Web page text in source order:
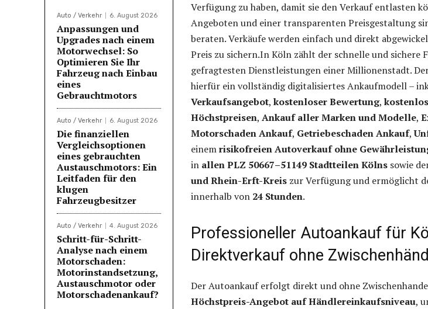
Auto / Verkehr 6. August 2026
Anpassungen und
Upgrades nach einem
Motorwechsel: So
Optimieren Sie Ihr
Fahrzeug nach Einbau
eines
Gebrauchtmotors
Auto / Verkehr 6. August 2026
Die finanziellen
Vergleichsoptionen
eines gebrauchten
Austauschmotors: Ein
Leitfaden für den
klugen
Fahrzeugbesitzer
Auto / Verkehr 4. August 2026
Schritt-für-Schritt-
Analyse nach einem
Motorschaden:
Motorinstandsetzung,
Austauschmotor oder
Motorschadenankauf?
Verfügung zu haben, damit sie den Verkauf entlasten
Angeboten und einer transparenten Preisgestaltung
beraten. Verkäufe werden einfach und direkt
Preis zu sichern.In Köln zählt der schnelle und sichere
gefragtesten Dienstleistungen einer Millionenstadt.
hierfür ein vollständig digitalisiertes Ankaufmodell –
Verkaufsangebot, kostenloser Bewertung,
Höchstpreisen, Ankauf aller Marken und Modelle,
Motorschaden Ankauf, Getriebeschaden Ankauf,
einemrisikofreien Autoverkauf ohne
in allen PLZ 50667–51149 Stadtteilen Kölns sowie
und Rhein-Erft-Kreis zur Verfügung und ermöglicht
innerhalb von 24 Stunden.
Professioneller Autoankauf für
Direktverkauf ohne
Der Autoankauf erfolgt direkt und ohne
Höchstpreis-Angebot auf Händlereinkaufsniveau,